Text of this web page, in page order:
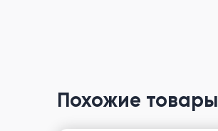
Похожие товары